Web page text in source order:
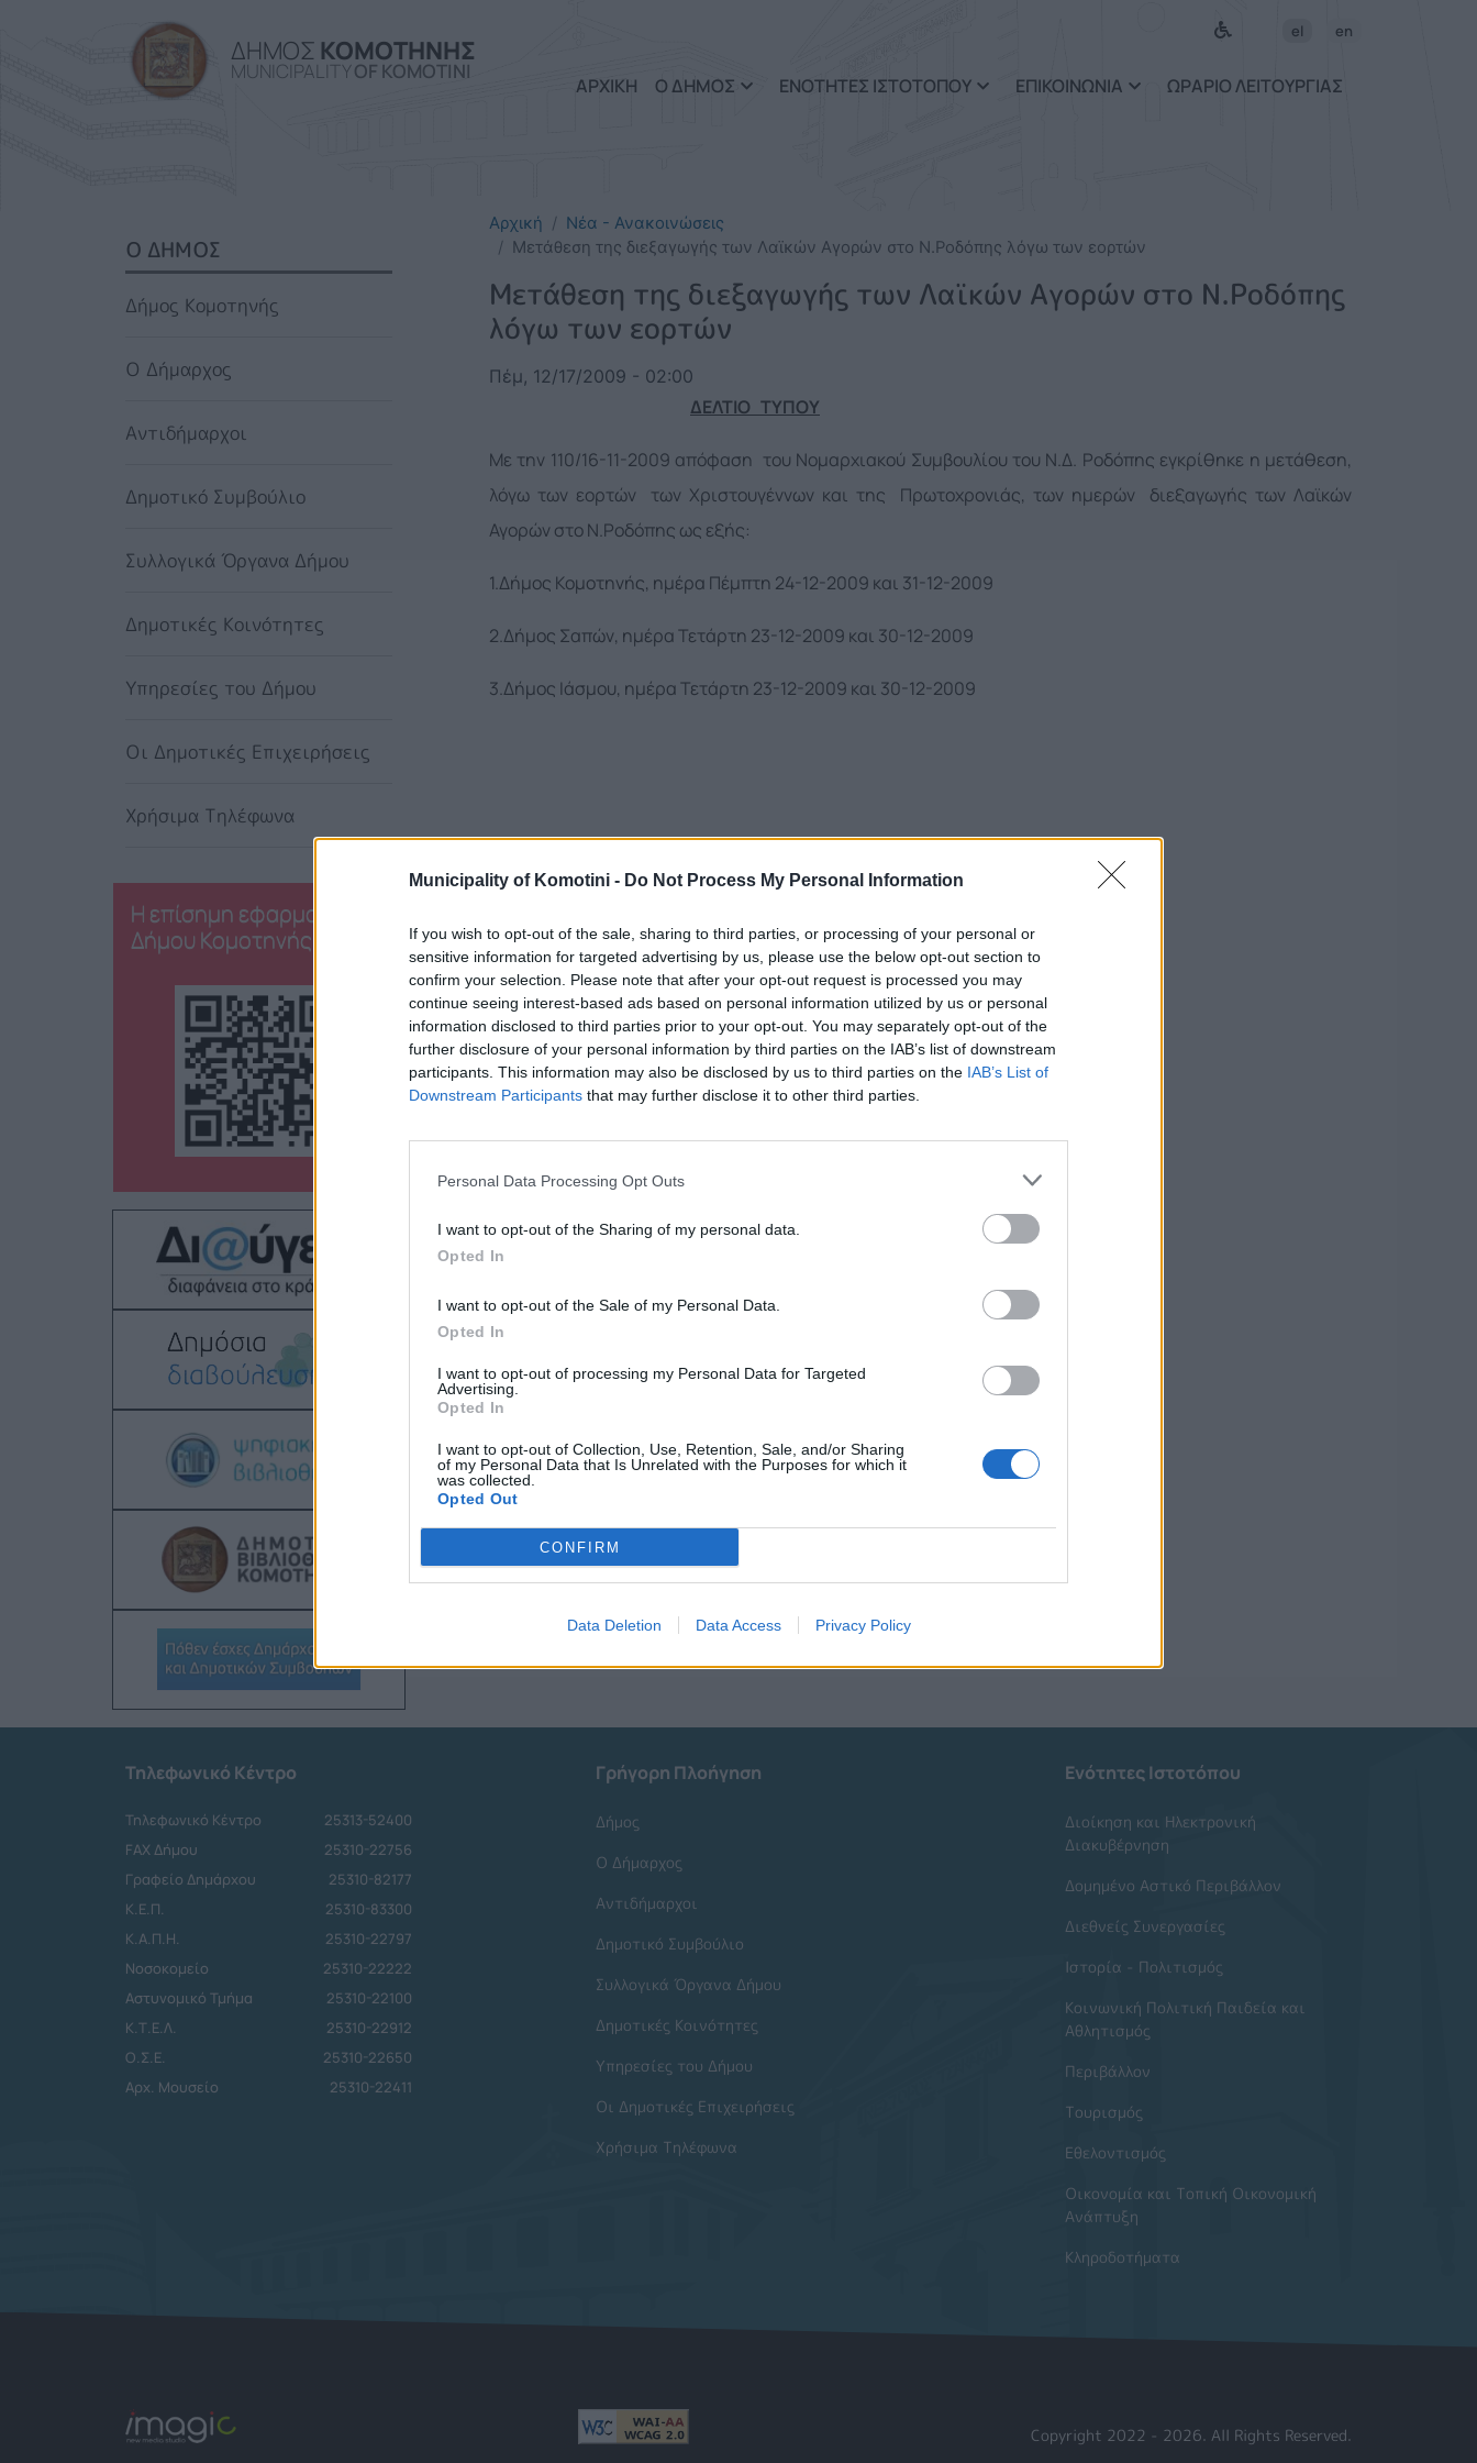
Municipality of Komotini - Do Not Process My Personal Information
If you wish to opt-out of the sale, sharing to third parties, or processing of your personal or
sensitive information for targeted advertising by us, please use the below opt-out section to
confirm your selection. Please note that after your opt-out request is processed you may
continue seeing interest-based ads based on personal information utilized by us or personal
information disclosed to third parties prior to your opt-out. You may separately opt-out of the
further disclosure of your personal information by third parties on the IAB’s list of downstream
participants. This information may also be disclosed by us to third parties on the IAB’s List of
Downstream Participants that may further disclose it to other third parties.
Personal Data Processing Opt Outs
I want to opt-out of the Sharing of my personal data.
Opted In
I want to opt-out of the Sale of my Personal Data.
Opted In
I want to opt-out of processing my Personal Data for Targeted
Advertising.
Opted In
I want to opt-out of Collection, Use, Retention, Sale, and/or Sharing
of my Personal Data that Is Unrelated with the Purposes for which it
was collected.
Opted Out
CONFIRM
Data Deletion Data Access Privacy Policy
ΔΗΜΟΣ ΚΟΜΟΤΗΝΗΣ
MUNICIPALITYOF KOMOTINI
el en
ΑΡΧΙΚΗ Ο ΔΗΜΟΣ ΕΝΟΤΗΤΕΣ ΙΣΤΟΤΟΠΟΥ ΕΠΙΚΟΙΝΩΝΙΑ ΩΡΑΡΙΟ ΛΕΙΤΟΥΡΓΙΑΣ
Αρχική
Νέα - Ανακοινώσεις
Μετάθεση της διεξαγωγής των Λαϊκών Αγορών στο Ν.Ροδόπης λόγω των εορτών
Μετάθεση της διεξαγωγής των Λαϊκών Αγορών στο Ν.Ροδόπης
λόγω των εορτών
Πέμ, 12/17/2009 - 02:00
ΔΕΛΤΙΟ ΤΥΠΟΥ
Με την 110/16-11-2009 απόφαση του Νομαρχιακού Συμβουλίου του Ν.Δ. Ροδόπης εγκρίθηκε η μετάθεση,
λόγω των εορτών των Χριστουγέννων και της Πρωτοχρονιάς, των ημερών διεξαγωγής των Λαϊκών
Αγορών στο Ν.Ροδόπης ως εξής:
1.Δήμος Κομοτηνής, ημέρα Πέμπτη 24-12-2009 και 31-12-2009
2.Δήμος Σαπών, ημέρα Τετάρτη 23-12-2009 και 30-12-2009
3.Δήμος Ιάσμου, ημέρα Τετάρτη 23-12-2009 και 30-12-2009
SIDEBAR MENU
Ο ΔΗΜΟΣ
Δήμος Κομοτηνής
Ο Δήμαρχος
Αντιδήμαρχοι
Δημοτικό Συμβούλιο
Συλλογικά Όργανα Δήμου
Δημοτικές Κοινότητες
Υπηρεσίες του Δήμου
Οι Δημοτικές Επιχειρήσεις
Χρήσιμα Τηλέφωνα
Η επίσημη εφαρμογή του
Δήμου Κομοτηνής
Τηλεφωνικό Κέντρο
Τηλεφωνικό Κέντρο
25313-52400
FAX Δήμου
25310-22756
Γραφείο Δημάρχου
25310-82177
Κ.Ε.Π.
25310-83300
Κ.Α.Π.Η.
25310-22797
Νοσοκομείο
25310-22222
Αστυνομικό Τμήμα
25310-22100
Κ.Τ.Ε.Λ.
25310-22912
Ο.Σ.Ε.
25310-22650
Αρχ. Μουσείο
25310-22411
Γρήγορη Πλοήγηση
Δήμος
Ο Δήμαρχος
Αντιδήμαρχοι
Δημοτικό Συμβούλιο
Συλλογικά Όργανα Δήμου
Δημοτικές Κοινότητες
Υπηρεσίες του Δήμου
Οι Δημοτικές Επιχειρήσεις
Χρήσιμα Τηλέφωνα
Ενότητες Ιστοτόπου
Διοίκηση και Ηλεκτρονική
Διακυβέρνηση
Δομημένο Αστικό Περιβάλλον
Διεθνείς Συνεργασίες
Ιστορία - Πολιτισμός
Κοινωνική Πολιτική Παιδεία και
Αθλητισμός
Περιβάλλον
Τουρισμός
Εθελοντισμός
Οικονομία και Τοπική Οικονομική
Ανάπτυξη
Κληροδοτήματα
Copyright 2022 - 2026. All Rights Reserved.